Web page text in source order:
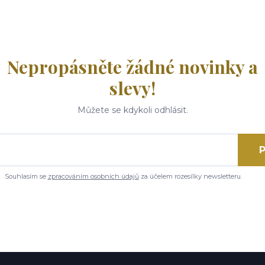
Nepropásněte žádné novinky a
slevy!
Můžete se kdykoli odhlásit.
Souhlasím se zpracováním osobních údajůza účelem rozesílky newsletteru.